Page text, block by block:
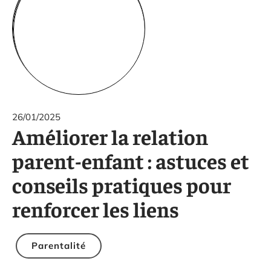
26/01/2025
Améliorer la relation
parent-enfant : astuces et
conseils pratiques pour
renforcer les liens
Parentalité